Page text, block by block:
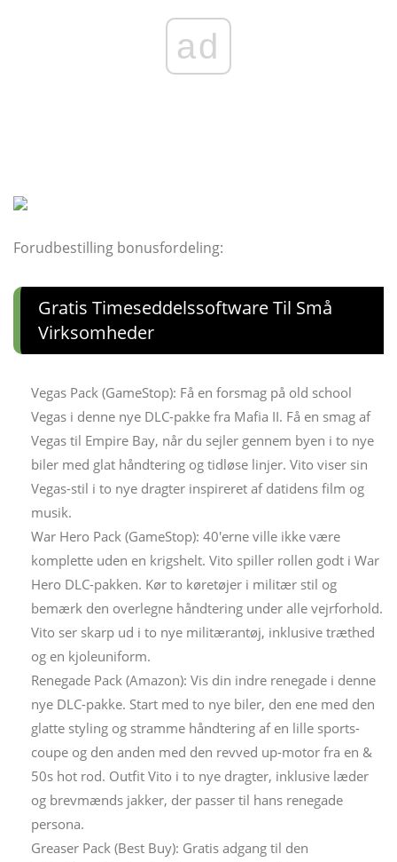
ad
Forudbestilling bonusfordeling:
Gratis Timeseddelssoftware Til Små
Virksomheder
Vegas Pack (GameStop): Få en forsmag på old school
Vegas i denne nye DLC-pakke fra Mafia II. Få en smag af
Vegas til Empire Bay, når du sejler gennem byen i to nye
biler med glat håndtering og tidløse linjer. Vito viser sin
Vegas-stil i to nye dragter inspireret af datidens film og
musik.
War Hero Pack (GameStop): 40'erne ville ikke være
komplette uden en krigshelt. Vito spiller rollen godt i War
Hero DLC-pakken. Kør to køretøjer i militær stil og
bemærk den overlegne håndtering under alle vejrforhold.
Vito ser skarp ud i to nye militærantøj, inklusive træthed
og en kjoleuniform.
Renegade Pack (Amazon): Vis din indre renegade i denne
nye DLC-pakke. Start med to nye biler, den ene med den
glatte styling og stramme håndtering af en lille sports-
coupe og den anden med den revved up-motor fra en &
50s hot rod. Outfit Vito i to nye dragter, inklusive læder
og brevmænds jakker, der passer til hans renegade
persona.
Greaser Pack (Best Buy): Gratis adgang til den